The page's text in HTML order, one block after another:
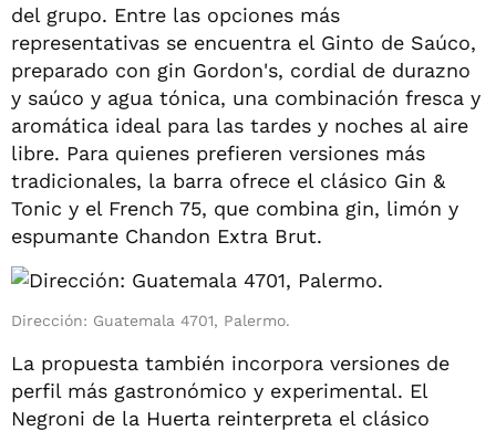
del grupo. Entre las opciones más
representativas se encuentra el Ginto de Saúco,
preparado con gin Gordon's, cordial de durazno
y saúco y agua tónica, una combinación fresca y
aromática ideal para las tardes y noches al aire
libre. Para quienes prefieren versiones más
tradicionales, la barra ofrece el clásico Gin &
Tonic y el French 75, que combina gin, limón y
espumante Chandon Extra Brut.
Dirección: Guatemala 4701, Palermo.
La propuesta también incorpora versiones de
perfil más gastronómico y experimental. El
Negroni de la Huerta reinterpreta el clásico